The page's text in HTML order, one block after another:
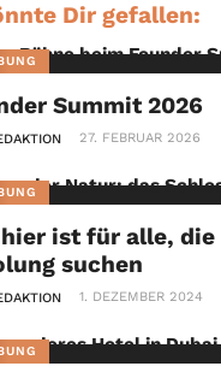
Dir gefallen:
Summit 2026
27. FEBRUAR 2026
hier ist für alle, die
suchen
1. DEZEMBER 2024